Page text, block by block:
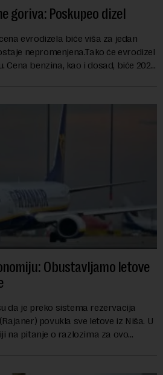
goriva: Poskupeo dizel
evrodizela biće viša za jedan
nepromenjena.Tako će evrodizel
Cena benzina, kao i dosad, biće 202
Obustavljamo letove
da je preko sistema rezervacija
povukla sve letove iz Niša. U
na pitanje o razlozima za ovo